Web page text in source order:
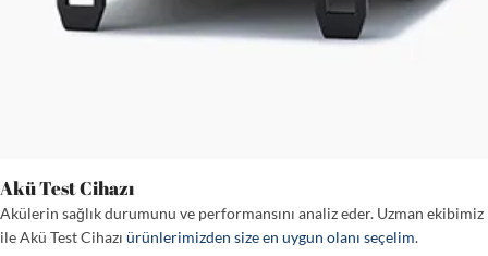
Akü Test Cihazı
Akülerin sağlık durumunu ve performansını analiz eder. Uzman ekibimiz
ile Akü Test Cihazı ürünlerimizden size en uygun olanı seçelim.